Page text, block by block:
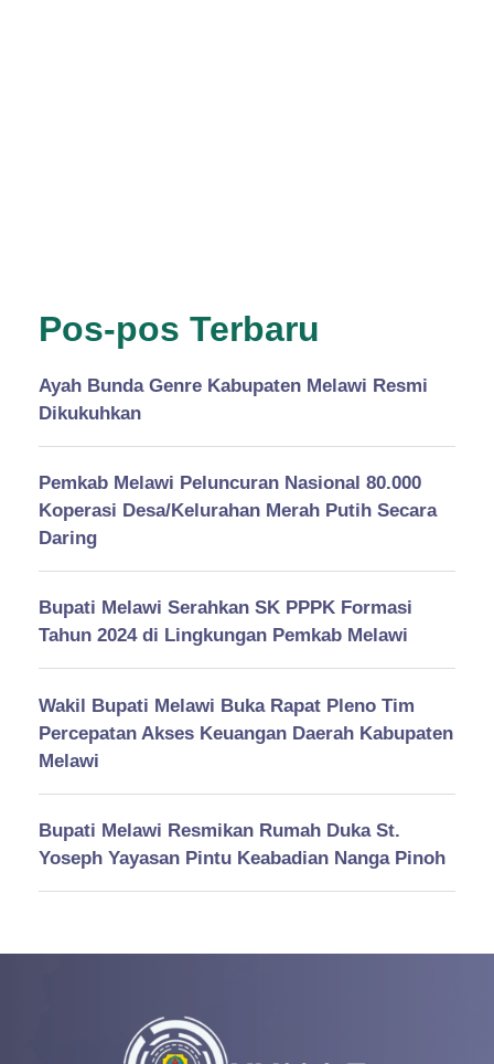
Pos-pos Terbaru
Ayah Bunda Genre Kabupaten Melawi Resmi
Dikukuhkan
Pemkab Melawi Peluncuran Nasional 80.000
Koperasi Desa/Kelurahan Merah Putih Secara
Daring
Bupati Melawi Serahkan SK PPPK Formasi
Tahun 2024 di Lingkungan Pemkab Melawi
Wakil Bupati Melawi Buka Rapat Pleno Tim
Percepatan Akses Keuangan Daerah Kabupaten
Melawi
Bupati Melawi Resmikan Rumah Duka St.
Yoseph Yayasan Pintu Keabadian Nanga Pinoh